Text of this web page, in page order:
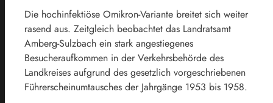
Die hochinfektiöse Omikron-Variante breitet sich weiter
rasend aus. Zeitgleich beobachtet das Landratsamt
Amberg-Sulzbach ein stark angestiegenes
Besucheraufkommen in der Verkehrsbehörde des
Landkreises aufgrund des gesetzlich vorgeschriebenen
Führerscheinumtausches der Jahrgänge 1953 bis 1958.